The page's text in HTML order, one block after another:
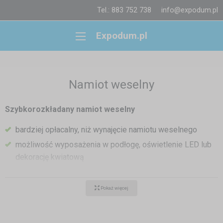
Tel.: 883 752 738 info@expodum.pl
Expodum.pl
Namiot weselny
Szybkorozkładany namiot weselny
bardziej opłacalny, niż wynajęcie namiotu weselnego
możliwość wyposażenia w podłogę, oświetlenie LED lub
dekorację kwiatową
w celu uzyskania większej powierzchni
Pokaż więcej